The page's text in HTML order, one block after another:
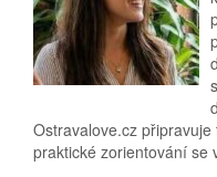
Ostravalove.cz
praktické zorientování se